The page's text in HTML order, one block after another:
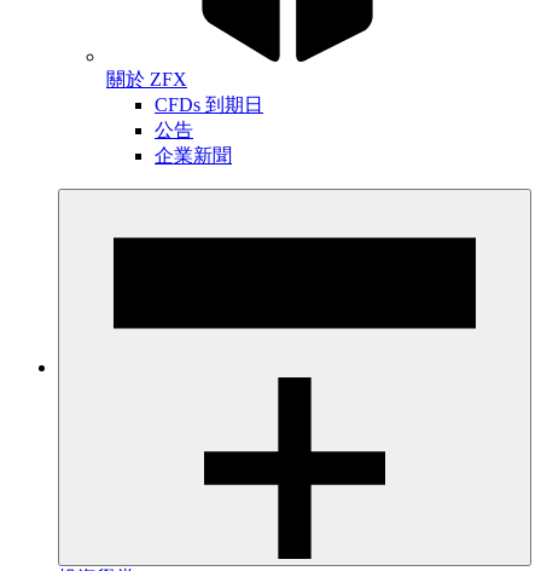
關於 ZFX
CFDs 到期日
公告
企業新聞